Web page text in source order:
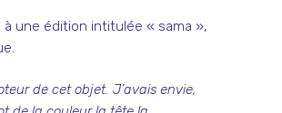
une édition intitulée « sama »,
de cet objet. J’avais envie,